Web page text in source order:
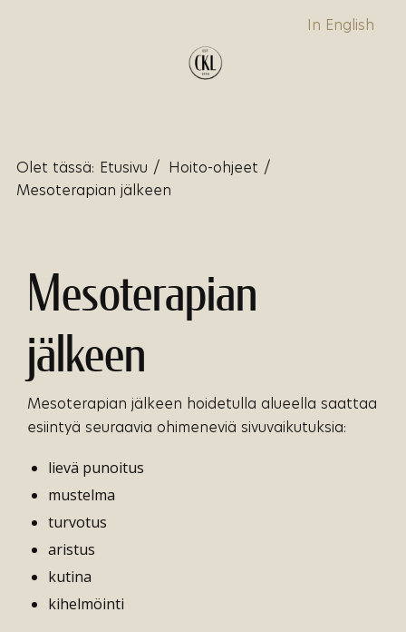
In English
Olet tässä: Etusivu / Hoito-ohjeet /
Mesoterapian jälkeen
Mesoterapian
jälkeen
Mesoterapian jälkeen hoidetulla alueella saattaa
esiintyä seuraavia ohimeneviä sivuvaikutuksia:
lievä punoitus
mustelma
turvotus
aristus
kutina
kihelmöinti